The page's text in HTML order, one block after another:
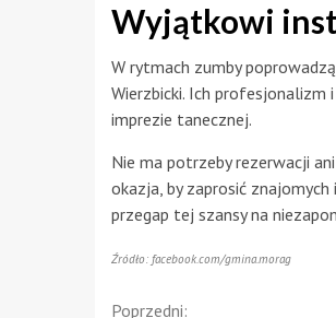
Wyjątkowi
W rytmach zumby
Wierzbicki. Ich profesjonalizm
imprezie tanecznej.
Nie ma potrzeby rezerwacji
okazja, by zaprosić
przegap tej szansy na
Źródło: facebook.com/gmina.morag
Poprzedni: